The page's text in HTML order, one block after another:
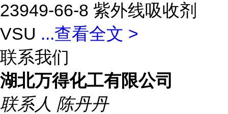
23949-66-8 紫外线吸收剂
VSU ...查看全文 >
联系我们
湖北万得化工有限公司
联系人 陈丹丹